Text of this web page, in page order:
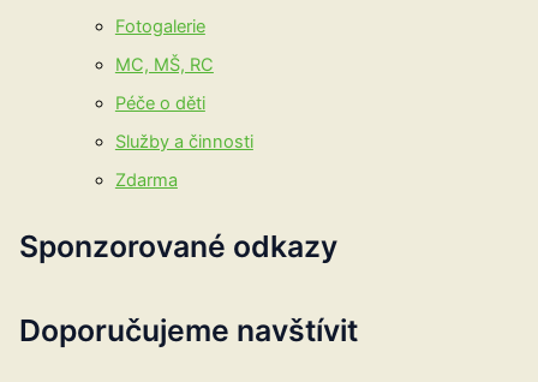
Fotogalerie
MC, MŠ, RC
Péče o děti
Služby a činnosti
Zdarma
Sponzorované odkazy
Doporučujeme navštívit